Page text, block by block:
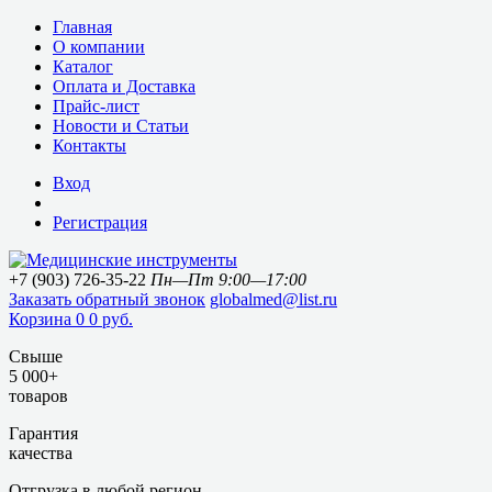
Главная
О компании
Каталог
Оплата и Доставка
Прайс-лист
Новости и Статьи
Контакты
Вход
Регистрация
+7 (903) 726-35-22 Пн—Пт 9:00—17:00
Заказать обратный звонок globalmed@list.ru
Корзина 0 0 руб.
Свыше
5 000+
товаров
Гарантия
качества